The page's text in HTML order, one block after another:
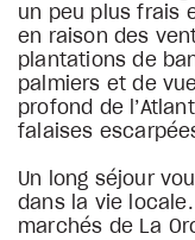
un peu plus frais
en raison des
plantations de
palmiers et de
profond de
falaises
Un long séjour
dans la vie
marchés de La